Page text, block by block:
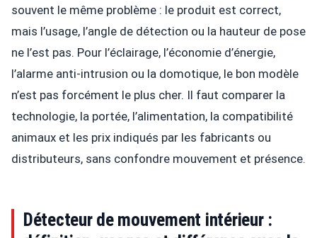
souvent le même problème : le produit est correct,
mais l’usage, l’angle de détection ou la hauteur de pose
ne l’est pas. Pour l’éclairage, l’économie d’énergie,
l’alarme anti-intrusion ou la domotique, le bon modèle
n’est pas forcément le plus cher. Il faut comparer la
technologie, la portée, l’alimentation, la compatibilité
animaux et les prix indiqués par les fabricants ou
distributeurs, sans confondre mouvement et présence.
Détecteur de mouvement intérieur :